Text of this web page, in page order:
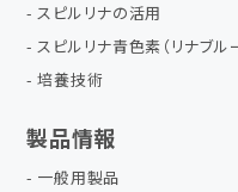
スピルリナの活用
スピルリナ青色素（リナブル
培養技術
製品情報
一般用製品